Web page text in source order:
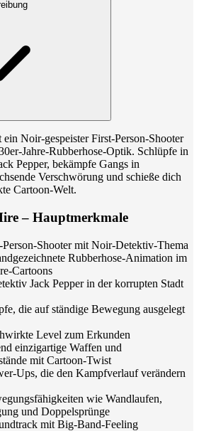
Noir-gespeister First-Person-Shooter
Jahre-Rubberhose-Optik. Schlüpfe in
Pepper, bekämpfe Gangs in
Verschwörung und schieße dich
Cartoon-Welt.
– Hauptmerkmale
Shooter mit Noir-Detektiv-Thema
Rubberhose-Animation im
Cartoons
Jack Pepper in der korrupten Stadt
die auf ständige Bewegung ausgelegt
Level zum Erkunden
einzigartige Waffen und
mit Cartoon-Twist
Ups, die den Kampfverlauf verändern
wie Wandlaufen,
und Doppelsprünge
mit Big-Band-Feeling